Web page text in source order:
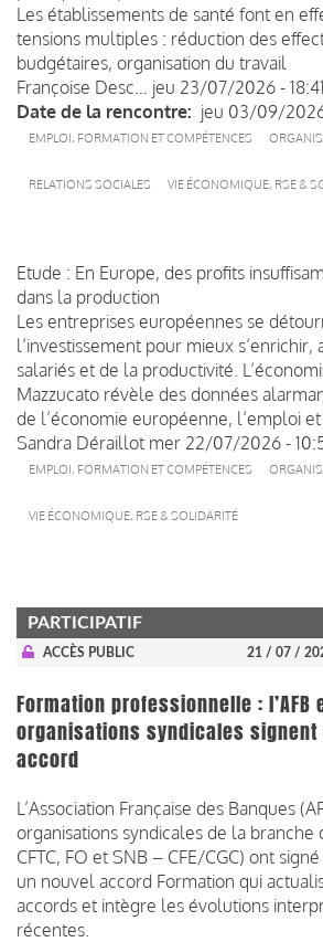
Les établissements de santé font en
tensions multiples : réduction des
budgétaires, organisation du travail
Françoise Desc…
jeu 23/07/2026 - 18:41
Date de la rencontre
jeu 03/09/
EMPLOI, FORMATION ET COMPÉTENCES
RELATIONS SOCIALES VIE ÉCONOMIQUE, RSE &
Etude : En Europe, des profits
dans la production
Les entreprises européennes se
l’investissement pour mieux
salariés et de la productivité.
Mazzucato révèle des données
de l’économie européenne, l’emploi et
Sandra Déraillot mer 22/07/2026 -
EMPLOI, FORMATION ET COMPÉTENCES
VIE ÉCONOMIQUE, RSE & SOLIDARITÉ
PARTICIPATIF
ACCÈS PUBLIC 21 / 07 /
Formation professionnelle : l’AFB
organisations syndicales signent
accord
L’Association Française des Banques
organisations syndicales de la branche
CFTC, FO et SNB – CFE/CGC) ont
un nouvel accord Formation qui
accords et intègre les évolutions
récentes.